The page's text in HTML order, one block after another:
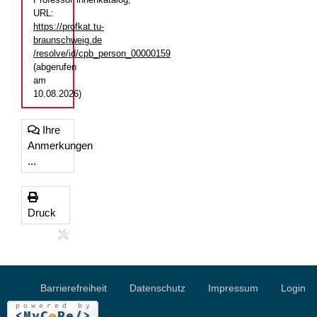
URL:
https://profkat.tu-
braunschweig.de
/resolve/id/cpb_person_00000159
(abgerufen
am
10.08.2026)
Ihre
Anmerkungen
...
Druck
Barrierefreiheit Datenschutz Impressum Login